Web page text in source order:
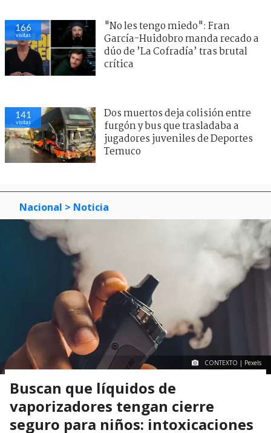
166
visitas
"No les tengo miedo": Fran
García-Huidobro manda recado a
dúo de ’La Cofradía’ tras brutal
crítica
141
visitas
Dos muertos deja colisión entre
furgón y bus que trasladaba a
jugadores juveniles de Deportes
Temuco
Nacional > Noticia
CONTEXTO | Pexels
Buscan que líquidos de
vaporizadores tengan cierre
seguro para niños: intoxicaciones